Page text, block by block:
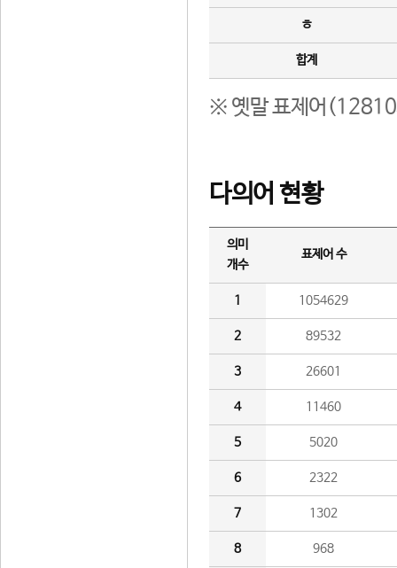
ㅎ
합계
※ 옛말 표제어(12810
다의어 현황
의미
개수
표제어 수
1 1054629
2 89532
3 26601
4 11460
5 5020
6 2322
7 1302
8 968